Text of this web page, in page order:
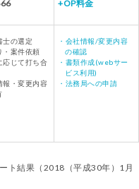
+OP料金
士の選定
・案件依頼
応じて打ち合
報・変更内容
・会社情報/変更内容
の確認
・書類作成(webサー
ビス利用)
・法務局への申請
ト結果（2018（平成30年）1月